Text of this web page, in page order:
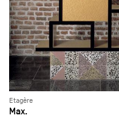
Etagère
Max.